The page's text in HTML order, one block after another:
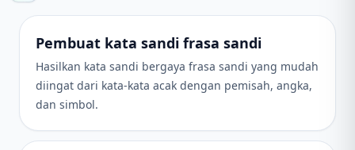
Pembuat kata sandi frasa sandi
Hasilkan kata sandi bergaya frasa sandi yang mudah
diingat dari kata-kata acak dengan pemisah, angka,
dan simbol.